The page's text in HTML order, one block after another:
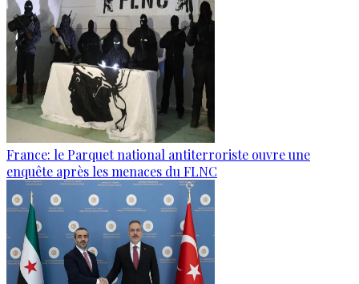
France: le Parquet national antiterroriste ouvre une
enquête après les menaces du FLNC